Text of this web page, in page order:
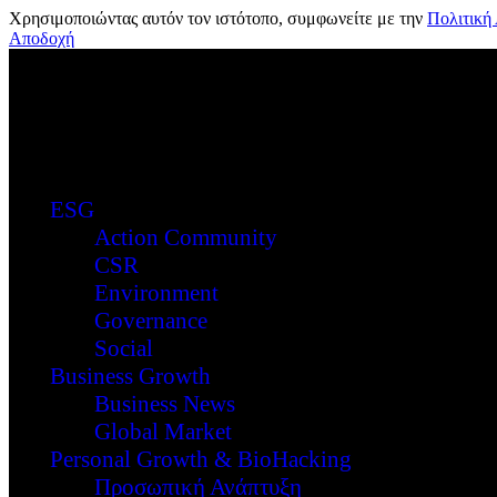
Χρησιμοποιώντας αυτόν τον ιστότοπο, συμφωνείτε με την
Αποδοχή
ESG
Action Community
CSR
Environment
Governance
Social
Business Growth
Business News
Global Market
Personal Growth & BioHacking
Προσωπική Ανάπτυξη